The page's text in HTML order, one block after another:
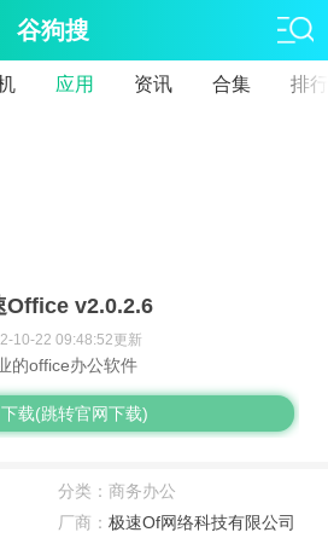
谷狗搜
应用 资讯 合集 排行
Office v2.0.2.6
10-22 09:48:52更新
的office办公软件
载(跳转官网下载)
分类：商务办公
厂商： 极速Of网络科技有限公司